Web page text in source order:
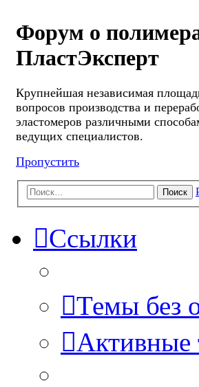
Форум о
ПластЭксперт
Крупнейшая независимая
вопросов производства и
эластомеров различными
ведущих специалистов.
Пропустить
Поиск
Ссылки
Темы без
Активные